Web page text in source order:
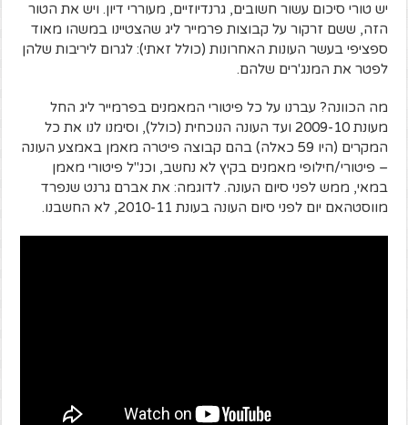
יש טורי סיכום עשור חשובים, גרנדיוזיים, מעוררי דיון. ויש את הטור
הזה, ששם זרקור על קבוצות פרמייר ליג שהצטיינו במשהו מאוד
ספציפי בעשר העונות האחרונות (כולל זאתי): לגרום ליריבות שלהן
לפטר את המנג'רים שלהם.
מה הכוונה? עברנו על כל פיטורי המאמנים בפרמייר ליג החל
מעונת 2009-10 ועד העונה הנוכחית (כולל), וסימנו לנו את כל
המקרים (היו 59 כאלה) בהם קבוצה פיטרה מאמן באמצע העונה
– פיטורי/חילופי מאמנים בקיץ לא נחשב, וכנ"ל פיטורי מאמן
במאי, ממש לפני סיום העונה. לדוגמה: את אברם גרנט שנפרד
מווסטהאם יום לפני סיום העונה בעונת 2010-11, לא החשבנו.